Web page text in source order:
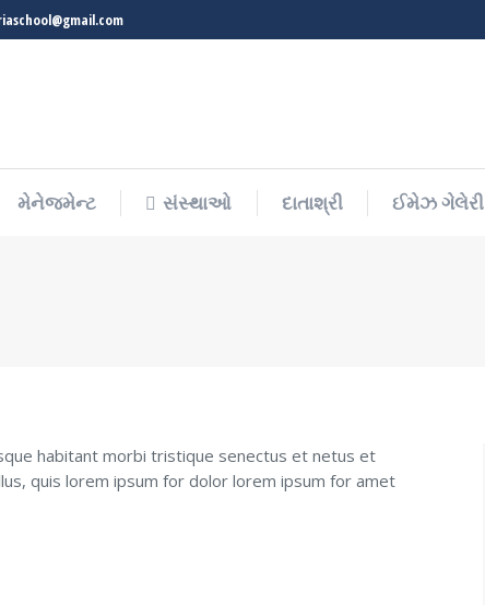
મેનેજમેન્ટ સંસ્થાઓ દાતાશ્રી ઈમેઝ ગેલેરી
habitant morbi tristique senectus et netus et
quis lorem ipsum for dolor lorem ipsum for amet
મેનેજમેન્ટ સંસ્થાઓ દાતાશ્રી ઈમેઝ ગેલેરી